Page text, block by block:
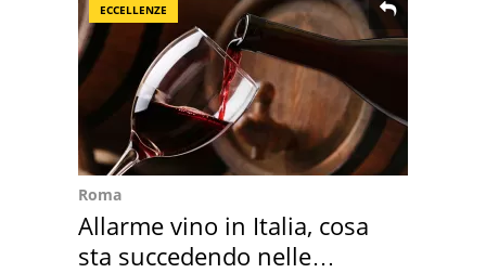
ECCELLENZE
Roma
Allarme vino in Italia, cosa
sta succedendo nelle